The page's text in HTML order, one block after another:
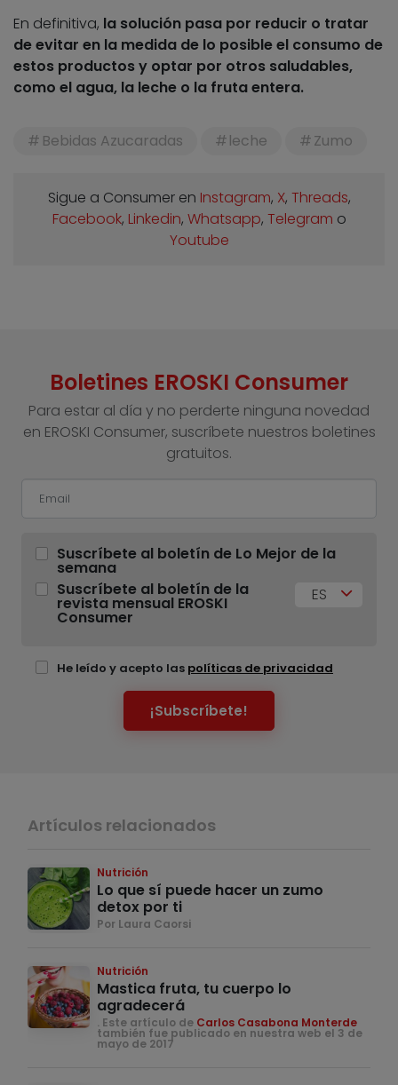
En definitiva, la solución pasa por reducir o tratar
de evitar en la medida de lo posible el consumo de
estos productos y optar por otros saludables,
como el agua, la leche o la fruta entera.
Bebidas Azucaradas leche Zumo
Sigue a Consumer en Instagram, X, Threads,
Facebook, Linkedin, Whatsapp, Telegram o
Youtube
Boletines EROSKI Consumer
Para estar al día y no perderte ninguna novedad
en EROSKI Consumer, suscríbete nuestros boletines
gratuitos.
Suscríbete al boletín de Lo Mejor de la
semana
Suscríbete al boletín de la
revista mensual EROSKI
Consumer
ES
He leído y acepto las políticas de privacidad
¡Subscríbete!
Artículos relacionados
Nutrición
Lo que sí puede hacer un zumo
detox por ti
Por Laura Caorsi
Nutrición
Mastica fruta, tu cuerpo lo
agradecerá
. Este artículo de Carlos Casabona Monterde
también fue publicado en nuestra web el 3 de
mayo de 2017